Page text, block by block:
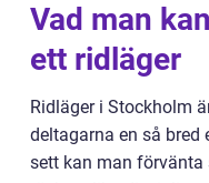
Vad man
ett ridläger
Ridläger i Stockholm
deltagarna en så bred
sett kan man